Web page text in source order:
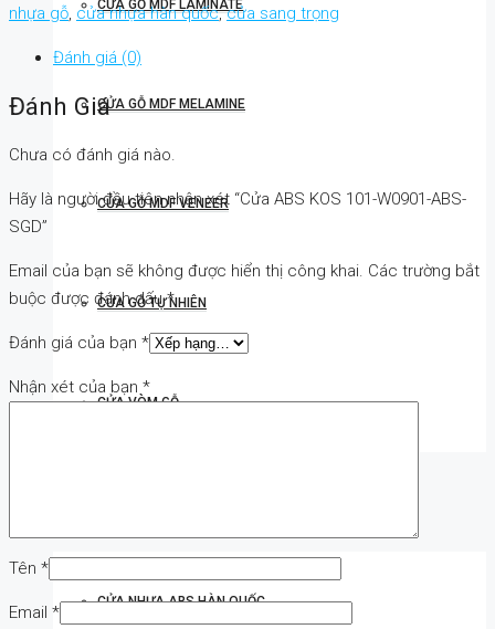
CỬA GỖ MDF LAMINATE
CỬA GỖ MDF MELAMINE
CỬA GỖ MDF VENEER
CỬA GỖ TỰ NHIÊN
CỬA VÒM GỖ
CỬA NHỰA ABS HÀN QUỐC
nhựa gỗ, cửa nhựa hàn quốc,cửa sang trọng
Đánh giá (0)
Đánh Giá
Chưa có đánh giá nào.
Hãy là người đầu tiên nhận xét “Cửa ABS KOS 101-W0901-ABS-
SGD”
Email của bạn sẽ không được hiển thị công khai. Các trường bắt
buộc được đánh dấu*
Đánh giá của bạn *
Nhận xét của bạn *
Tên *
Email *